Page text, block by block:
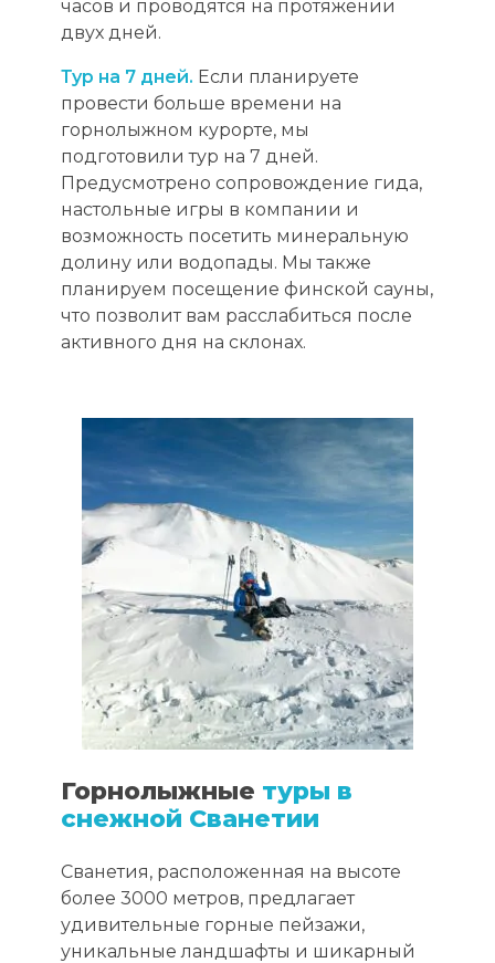
часов и проводятся на протяжении
двух дней.
Тур на 7 дней. Если планируете
провести больше времени на
горнолыжном курорте, мы
подготовили тур на 7 дней.
Предусмотрено сопровождение гида,
настольные игры в компании и
возможность посетить минеральную
долину или водопады. Мы также
планируем посещение финской сауны,
что позволит вам расслабиться после
активного дня на склонах.
Горнолыжные туры в
снежной Сванетии
Сванетия, расположенная на высоте
более 3000 метров, предлагает
удивительные горные пейзажи,
уникальные ландшафты и шикарный